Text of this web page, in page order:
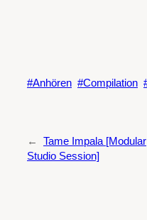
Anhören Compilation
←
Tame Impala [Modular
Studio Session]